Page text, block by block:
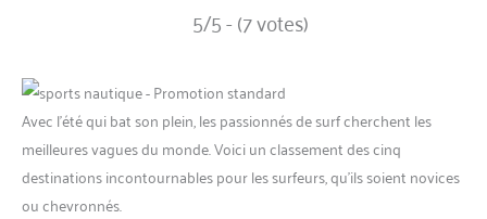
5/5 - (7 votes)
Avec l’été qui bat son plein, les passionnés de surf cherchent les
meilleures vagues du monde. Voici un classement des cinq
destinations incontournables pour les surfeurs, qu’ils soient novices
ou chevronnés.